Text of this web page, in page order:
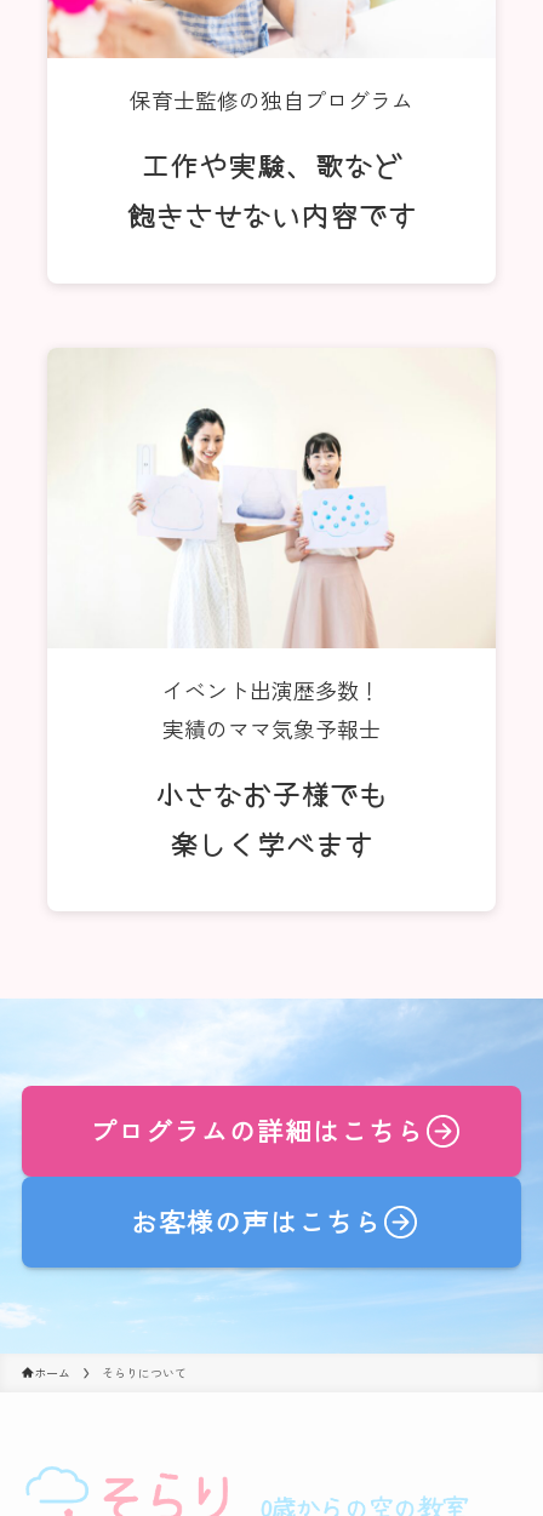
保育士監修の独自プログラム
工作や実験、歌など
飽きさせない内容です
イベント出演歴多数！
実績のママ気象予報士
小さなお子様でも
楽しく学べます
プログラムの詳細はこちら
お客様の声はこちら
ホーム そらりについて